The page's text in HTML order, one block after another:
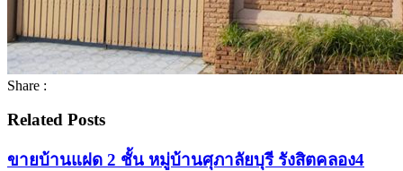
Share :
Related Posts
ขายบ้านแฝด 2 ชั้น หมู่บ้านศุภาลัยบุรี รังสิตคลอง4